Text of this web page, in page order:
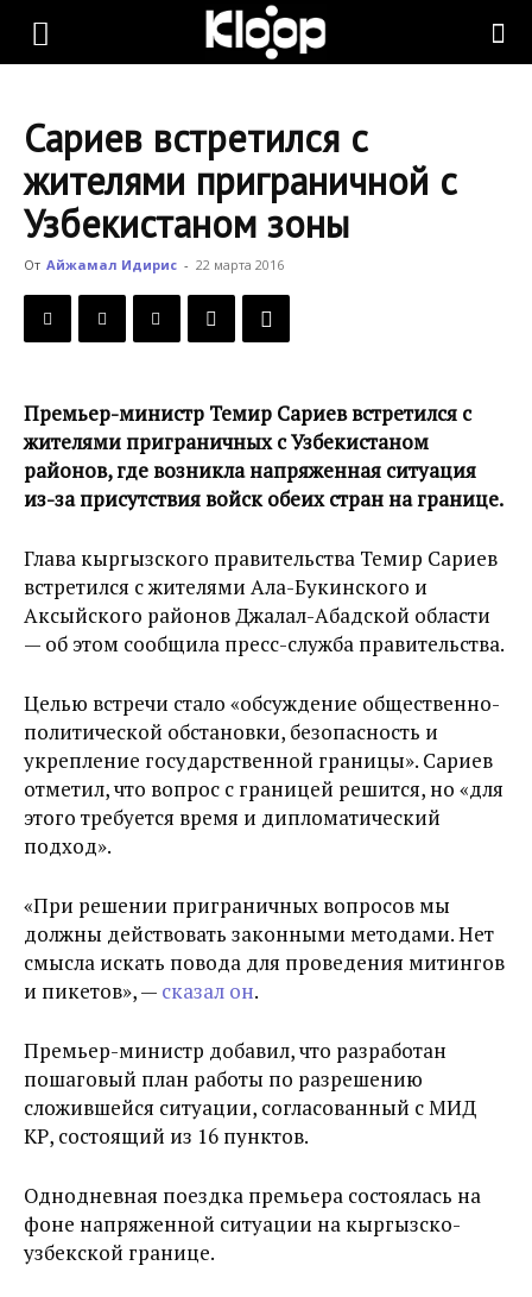
KLOOP.KG
Новости
Кыргызстана
Сариев встретился с
жителями приграничной с
Узбекистаном зоны
От Айжамал Идирис - 22 марта 2016
Премьер-министр Темир Сариев встретился с
жителями приграничных с Узбекистаном
районов, где возникла напряженная ситуация
из-за присутствия войск обеих стран на границе.
Глава кыргызского правительства Темир Сариев
встретился с жителями Ала-Букинского и
Аксыйского районов Джалал-Абадской области
— об этом сообщила пресс-служба правительства.
Целью встречи стало «обсуждение общественно-
политической обстановки, безопасность и
укрепление государственной границы». Сариев
отметил, что вопрос с границей решится, но «для
этого требуется время и дипломатический
подход».
«При решении приграничных вопросов мы
должны действовать законными методами. Нет
смысла искать повода для проведения митингов
и пикетов», — сказал он.
Премьер-министр добавил, что разработан
пошаговый план работы по разрешению
сложившейся ситуации, согласованный с МИД
КР, состоящий из 16 пунктов.
Однодневная поездка премьера состоялась на
фоне напряженной ситуации на кыргызско-
узбекской границе.